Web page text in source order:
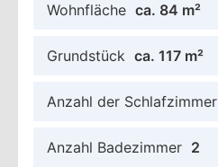
Wohnfläche ca. 84 m²
Grundstück ca. 117 m²
Anzahl der Schlafzimmer
Anzahl Badezimmer 2